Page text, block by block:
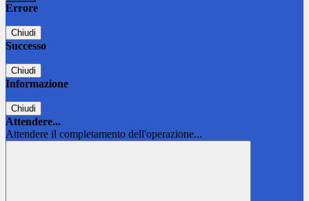
Errore
Chiudi
Successo
Chiudi
Informazione
Chiudi
Attendere...
Attendere il completamento dell'operazione...